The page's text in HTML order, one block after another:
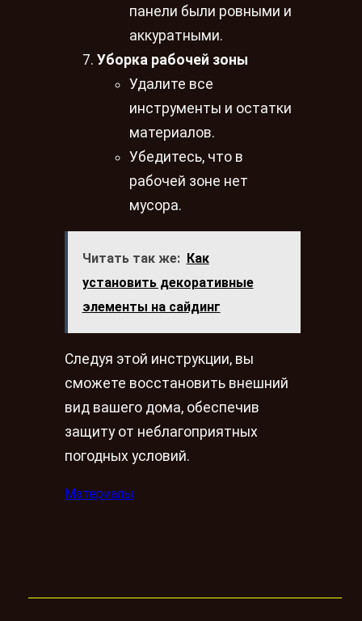
панели были ровными и
аккуратными.
Уборка рабочей зоны
Удалите все
инструменты и остатки
материалов.
Убедитесь, что в
рабочей зоне нет
мусора.
Читать так же: Как
установить декоративные
элементы на сайдинг
Следуя этой инструкции, вы
сможете восстановить внешний
вид вашего дома, обеспечив
защиту от неблагоприятных
погодных условий.
Материалы